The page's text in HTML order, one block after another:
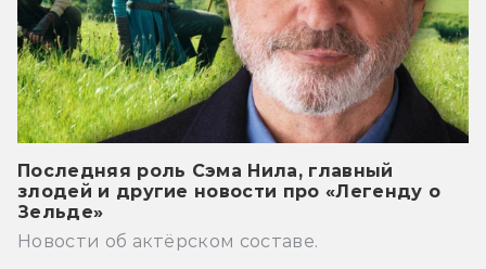
Последняя роль Сэма Нила, главный
злодей и другие новости про «Легенду о
Зельде»
Новости об актёрском составе.